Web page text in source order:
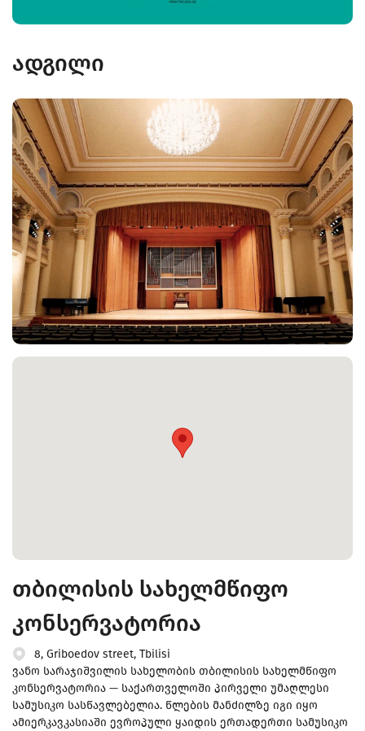
ადგილი
თბილისის სახელმწიფო
კონსერვატორია
8, Griboedov street, Tbilisi
ვანო სარაჯიშვილის სახელობის თბილისის სახელმწიფო
კონსერვატორია — საქართველოში პირველი უმაღლესი
სამუსიკო სასწავლებელია. წლების მანძილზე იგი იყო
ამიერკავკასიაში ევროპული ყაიდის ერთადერთი სამუსიკო